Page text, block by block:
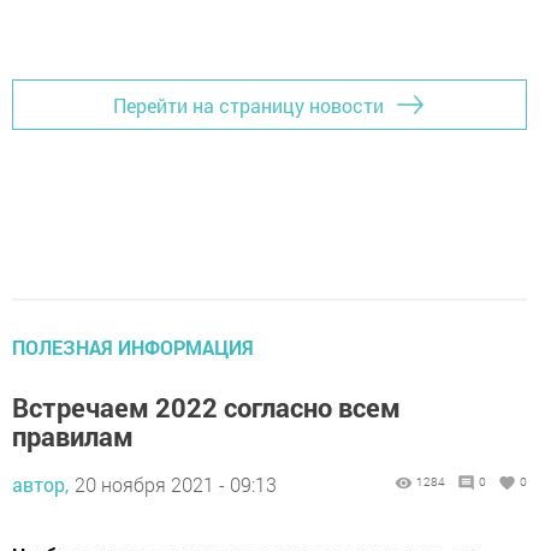
Перейти на страницу новости
ПОЛЕЗНАЯ ИНФОРМАЦИЯ
Встречаем 2022 согласно всем
правилам
автор, 20 ноября 2021 - 09:13 1284 0 0